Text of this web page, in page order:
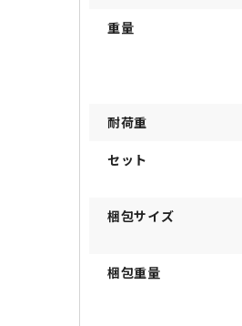
重量
耐荷重
セット
梱包サイズ
梱包重量